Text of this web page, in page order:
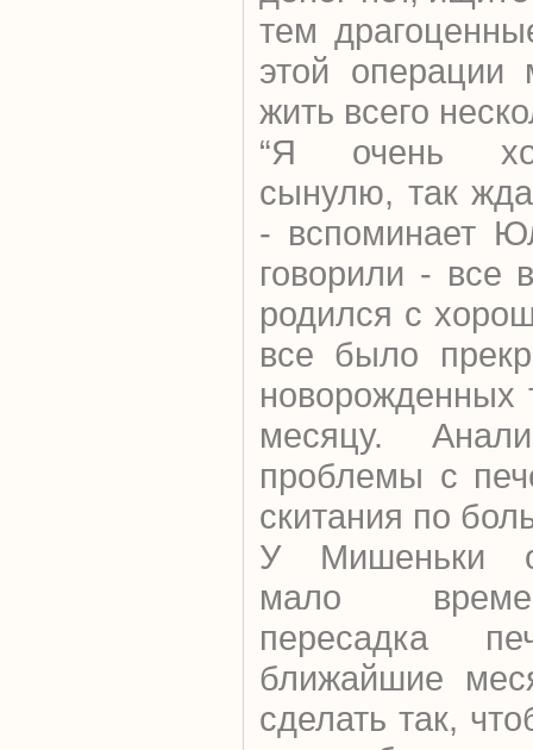
тем
этой операции
жить всего
“Я очень
сынулю, так
- вспоминает
говорили - все
родился с
все было
новорожденных
месяцу.
проблемы с
скитания по
У Мишеньки
мало
пересадка
ближайшие
сделать так,